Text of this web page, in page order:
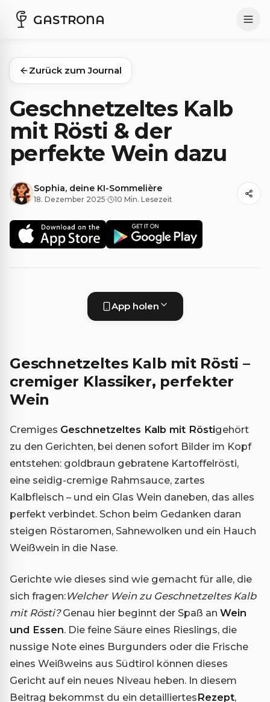
GASTRONA
Zurück zum Journal
Geschnetzeltes Kalb
mit Rösti & der
perfekte Wein dazu
Sophia, deine KI-Sommelière
18. Dezember 2025· 10 Min. Lesezeit
App holen
Geschnetzeltes Kalb mit Rösti –
cremiger Klassiker, perfekter
Wein
Cremiges Geschnetzeltes Kalb mit Röstigehört
zu den Gerichten, bei denen sofort Bilder im Kopf
entstehen: goldbraun gebratene Kartoffelrösti,
eine seidig-cremige Rahmsauce, zartes
Kalbfleisch – und ein Glas Wein daneben, das alles
perfekt verbindet. Schon beim Gedanken daran
steigen Röstaromen, Sahnewolken und ein Hauch
Weißwein in die Nase.
Gerichte wie dieses sind wie gemacht für alle, die
sich fragen:Welcher Wein zu Geschnetzeltes Kalb
mit Rösti?Genau hier beginnt der Spaß an Wein
und Essen. Die feine Säure eines Rieslings, die
nussige Note eines Burgunders oder die Frische
eines Weißweins aus Südtirol können dieses
Gericht auf ein neues Niveau heben. In diesem
Beitrag bekommst du ein detailliertesRezept,